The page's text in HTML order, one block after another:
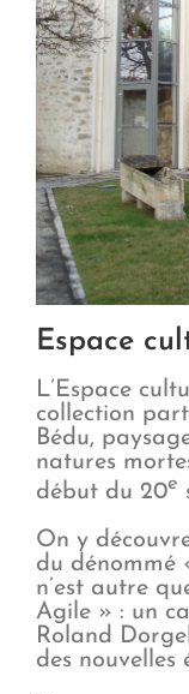
Espace
L’Espace
collection
Bédu,
natures
début du 20e
On y
du dénommé
n’est autre
Agile » : un
Roland
des nouvelles